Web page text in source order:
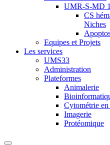
UMR-S-MD
CS
Niches
Equipes et Projets
Les services
UMS33
Administration
Plateformes
Animalerie
Cytométrie
Imagerie
Protéomique